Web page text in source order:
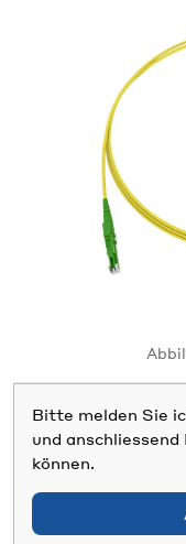
Bitte melden Sie
und
können.